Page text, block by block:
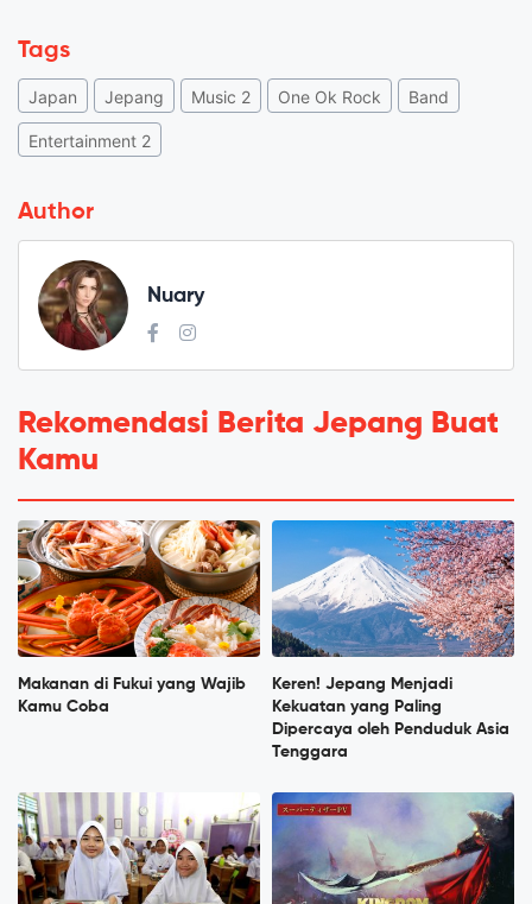
Tags
Japan Jepang Music 2 One Ok Rock Band
Entertainment 2
Author
Nuary
Rekomendasi Berita Jepang Buat
Kamu
Makanan di Fukui yang Wajib
Kamu Coba
Keren! Jepang Menjadi
Kekuatan yang Paling
Dipercaya oleh Penduduk Asia
Tenggara